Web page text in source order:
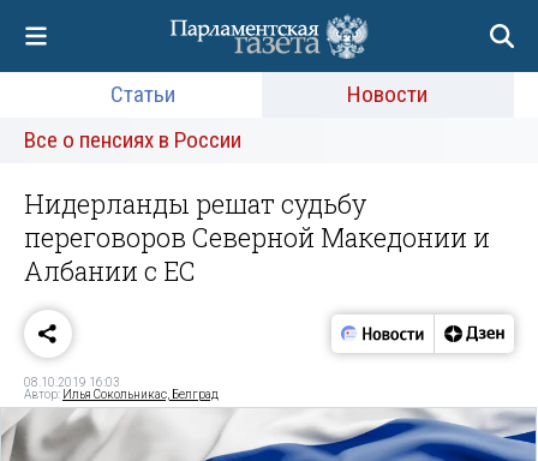
Статьи
Новости
Все о пенсиях в России
Нидерланды решат судьбу
переговоров Северной Македонии и
Албании с ЕС
08.10.2019 16:03
Автор: Илья Сокольникас, Белград